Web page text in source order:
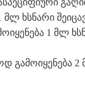
მლ ხსნარი
1 მლ
გამოიყენება